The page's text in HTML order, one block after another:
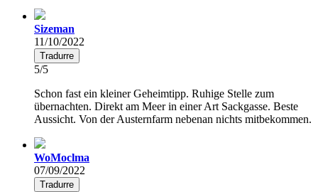
Sizeman
11/10/2022
Tradurre
5/5
Schon fast ein kleiner Geheimtipp. Ruhige Stelle zum
übernachten. Direkt am Meer in einer Art Sackgasse. Beste
Aussicht. Von der Austernfarm nebenan nichts mitbekommen.
WoMoclma
07/09/2022
Tradurre